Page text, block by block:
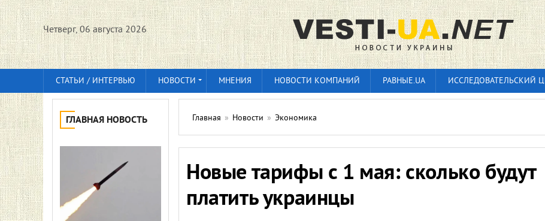
Четверг, 06 августа 2026
СТАТЬИ / ИНТЕРВЬЮ НОВОСТИ МНЕНИЯ НОВОСТИ КОМПАНИЙ РАВНЫЕ.UA ИССЛЕДОВАТЕЛЬСКИЙ
ГЛАВНАЯ НОВОСТЬ Главная » Новости » Экономика
Новые тарифы с 1 мая: сколько будут
платить украинцы